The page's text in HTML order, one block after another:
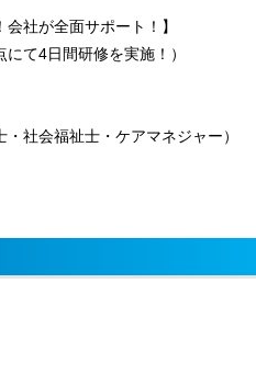
社が全面サポート！】
て4日間研修を実施！）
社会福祉士・ケアマネジャー）